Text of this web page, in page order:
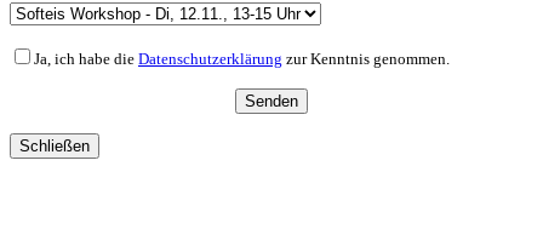
Ja, ich habe die Datenschutzerklärung zur Kenntnis genommen.
Schließen